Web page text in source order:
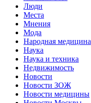
Люди
Места
Мнения
Мода
Народная медицина
Наука
Наука и техника
Недвижимость
Новости
Новости ЗОЖ
Новости медицины